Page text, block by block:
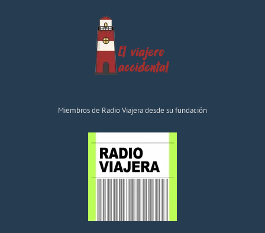
Miembros de Radio Viajera desde su fundación